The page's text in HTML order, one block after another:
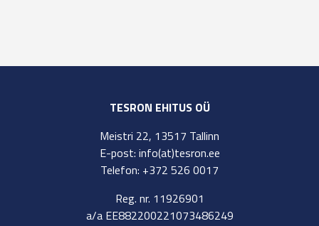
TESRON EHITUS OÜ
Meistri 22, 13517 Tallinn
E-post: info(at)tesron.ee
Telefon: +372 526 0017
Reg. nr. 11926901
a/a EE882200221073486249